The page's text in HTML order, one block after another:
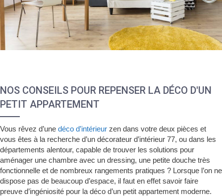
NOS CONSEILS POUR REPENSER LA DÉCO D'UN
PETIT APPARTEMENT
Vous rêvez d’une déco d’intérieur zen dans votre deux pièces et
vous êtes à la recherche d’un décorateur d’intérieur 77, ou dans les
départements alentour, capable de trouver les solutions pour
aménager une chambre avec un dressing, une petite douche très
fonctionnelle et de nombreux rangements pratiques ? Lorsque l’on ne
dispose pas de beaucoup d’espace, il faut en effet savoir faire
preuve d’ingéniosité pour la déco d’un petit appartement moderne.